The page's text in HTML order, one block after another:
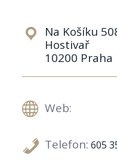
Na Košíku
Hostivař
10200 Praha
Web:
Telefon: 605